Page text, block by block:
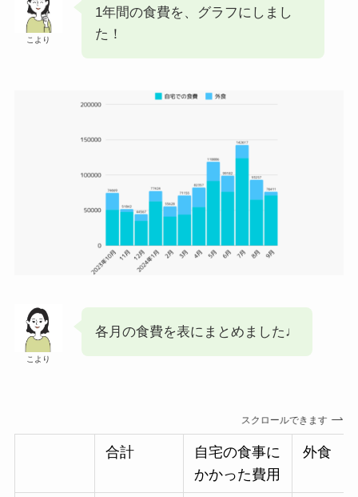
こより
1年間の食費を、グラフにしまし
た！
こより
各月の食費を表にまとめました♩
スクロールできます
合計
自宅の食事に
かかった費用
外食